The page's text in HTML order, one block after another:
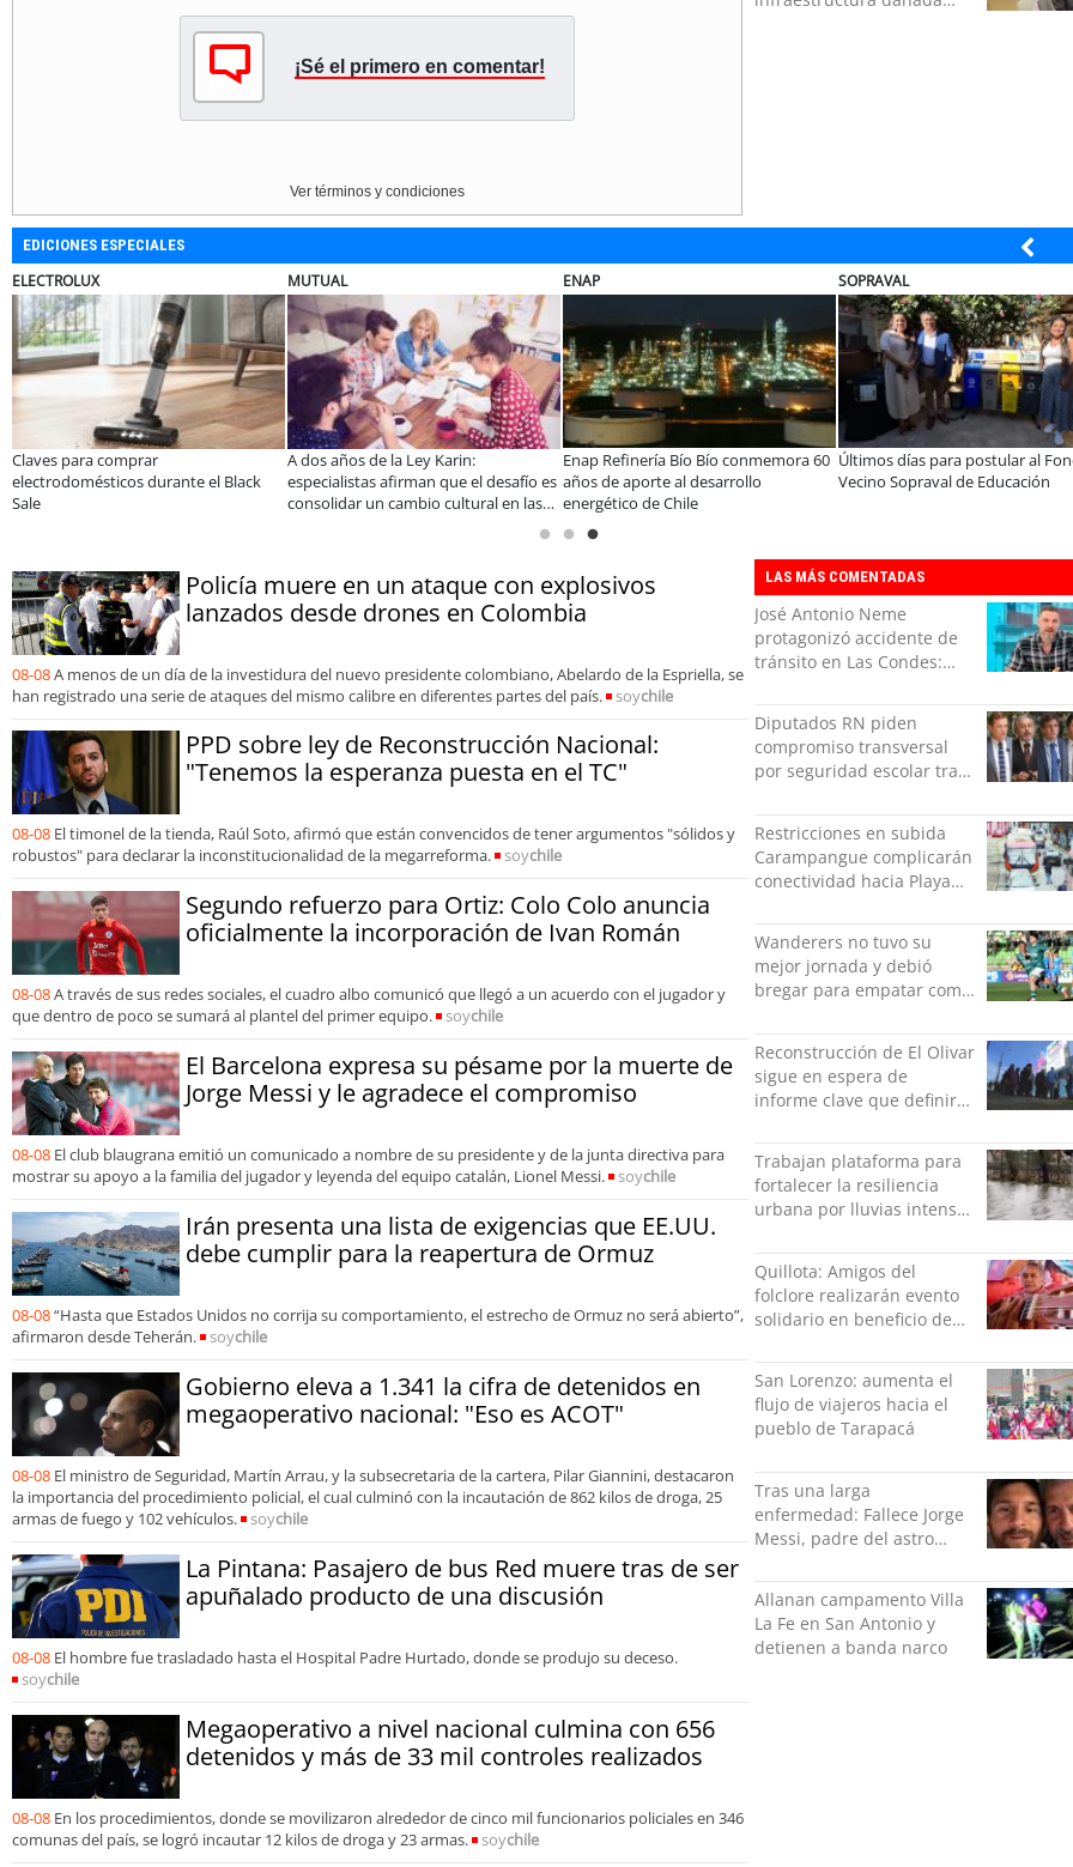
¡Sé el primero en comentar!
Ver términos y condiciones
EDICIONES ESPECIALES
60
SOPRAVAL
Últimos días para postular al Fondo
Vecino Sopraval de Educación
Banco de Chile y Desafío Levantemos
Chile lanzan plan para recuperar el
borde costero y reactivar
emprendimientos en la Región de
EBI Chile reúne a expertos para
abordar desafíos de inversión e
infraestructura en gestión circular de
Más de 1.600 alumnos
de programa Súper
Policía muere en un ataque con explosivos
lanzados desde drones en Colombia
08-08A menos de un día de la investidura del nuevo presidente colombiano, Abelardo de la Espriella, se
han registrado una serie de ataques del mismo calibre en diferentes partes del país.
soychile
PPD sobre ley de Reconstrucción Nacional:
"Tenemos la esperanza puesta en el TC"
08-08 El timonel de la tienda, Raúl Soto, afirmó que están convencidos de tener argumentos "sólidos y
robustos" para declarar la inconstitucionalidad de la megarreforma.
soychile
Segundo refuerzo para Ortiz: Colo Colo anuncia
oficialmente la incorporación de Ivan Román
08-08A través de sus redes sociales, el cuadro albo comunicó que llegó a un acuerdo con el jugador y
que dentro de poco se sumará al plantel del primer equipo.
soychile
El Barcelona expresa su pésame por la muerte de
Jorge Messi y le agradece el compromiso
08-08 El club blaugrana emitió un comunicado a nombre de su presidente y de la junta directiva para
mostrar su apoyo a la familia del jugador y leyenda del equipo catalán, Lionel Messi.
soychile
Irán presenta una lista de exigencias que EE.UU.
debe cumplir para la reapertura de Ormuz
08-08“Hasta que Estados Unidos no corrija su comportamiento, el estrecho de Ormuz no será abierto”,
afirmaron desde Teherán.
soychile
Gobierno eleva a 1.341 la cifra de detenidos en
megaoperativo nacional: "Eso es ACOT"
08-08 El ministro de Seguridad, Martín Arrau, y la subsecretaria de la cartera, Pilar Giannini, destacaron
la importancia del procedimiento policial, el cual culminó con la incautación de 862 kilos de droga, 25
armas de fuego y 102 vehículos.
soychile
La Pintana: Pasajero de bus Red muere tras de ser
apuñalado producto de una discusión
08-08 El hombre fue trasladado hasta el Hospital Padre Hurtado, donde se produjo su deceso.
soychile
Megaoperativo a nivel nacional culmina con 656
detenidos y más de 33 mil controles realizados
08-08 En los procedimientos, donde se movilizaron alrededor de cinco mil funcionarios policiales en 346
comunas del país, se logró incautar 12 kilos de droga y 23 armas.
soychile
LAS MÁS COMENTADAS
José Antonio Neme
protagonizó accidente de
tránsito en Las Condes:
motociclista
Diputados RN piden
compromiso transversal
por seguridad escolar tras
Restricciones en subida
Carampangue complicarán
conectividad hacia Playa
Wanderers no tuvo su
mejor jornada y debió
bregar para empatar como
Reconstrucción de El Olivar
sigue en espera de
informe clave que definirá
Trabajan plataforma para
fortalecer la resiliencia
urbana por lluvias intensas
Quillota: Amigos del
folclore realizarán evento
solidario en beneficio de
San Lorenzo: aumenta el
flujo de viajeros hacia el
pueblo de Tarapacá
Tras una larga
enfermedad: Fallece Jorge
Messi, padre del astro
Allanan campamento Villa
La Fe en San Antonio y
detienen a banda narco